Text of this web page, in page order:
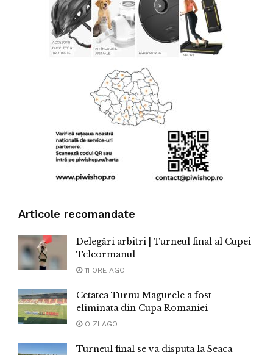
Articole recomandate
Delegări arbitri | Turneul final al Cupei
Teleormanul
11 ORE AGO
Cetatea Turnu Magurele a fost
eliminata din Cupa Romaniei
O ZI AGO
Turneul final se va disputa la Seaca